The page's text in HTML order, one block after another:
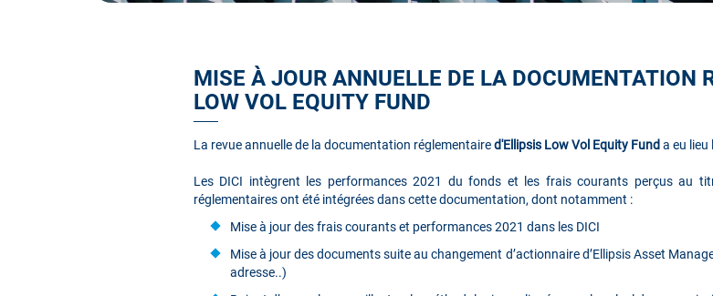
MISE À JOUR ANNUELLE DE LA DOCUMENTATION
LOW VOL EQUITY FUND
La revue annuelle de la documentation réglementaired'Ellipsis Low Vol Equity Fund a eu lieu
Les DICI intègrent les performances 2021 du fonds et les frais courants perçus au
réglementaires ont été intégrées dans cette documentation, dont notamment :
Mise à jour des frais courants et performances 2021 dans les DICI
Mise à jour des documents suite au changement d’actionnaire d’Ellipsis Asset
adresse..)